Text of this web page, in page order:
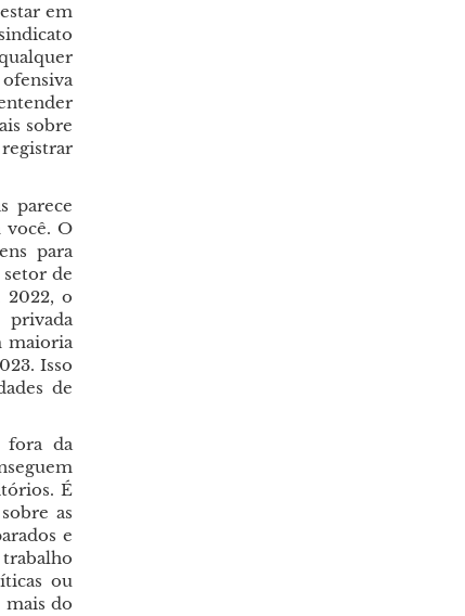
em
sobre
parece
você. O
para
de
2022, o
maioria
Isso
de
fora da
É
as
e
ou
mais do